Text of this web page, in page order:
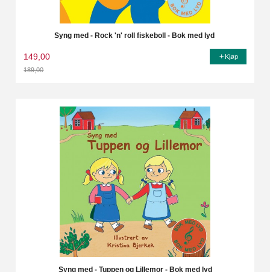
Syng med - Rock 'n' roll fiskeboll - Bok med lyd
149,00
189,00
Kjøp
Syng med - Tuppen og Lillemor - Bok med lyd